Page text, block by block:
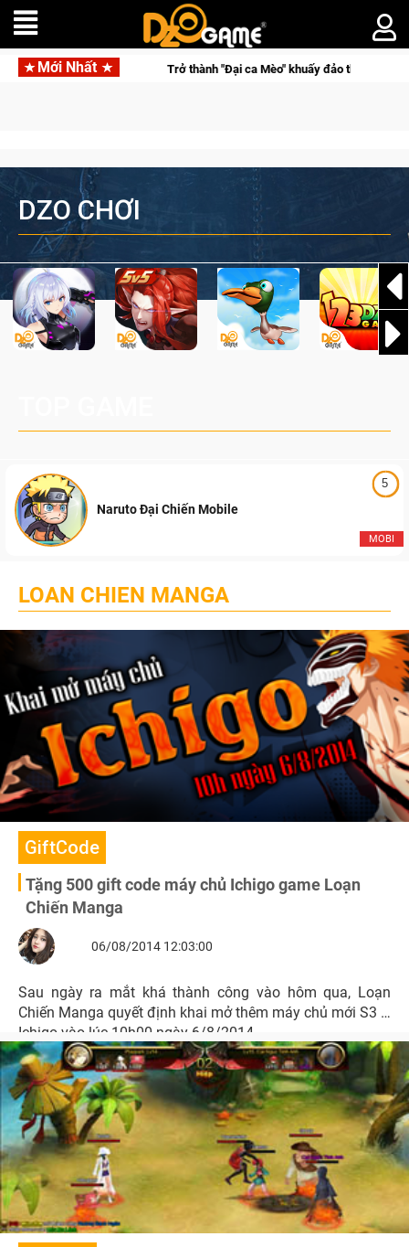
Mới NhấtTrở thành "Đại ca Mèo" khuấy đảo thế giới ngầm trong Cat
DZO CHƠI
5
MOBI
Naruto Đại Chiến Mobile
LOAN CHIEN MANGA
GiftCode
Tặng 500 gift code máy chủ Ichigo game Loạn
Chiến Manga
06/08/2014 12:03:00
Sau ngày ra mắt khá thành công vào hôm qua, Loạn
Chiến Manga quyết định khai mở thêm máy chủ mới S3 –
Ichigo vào lúc 10h00 ngày 6/8/2014.